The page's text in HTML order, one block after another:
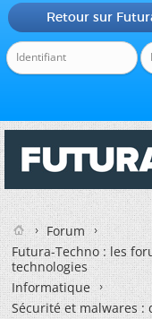
Retour sur
Forum
Futura-Techno : les
technologies
Informatique
Sécurité et malwares :